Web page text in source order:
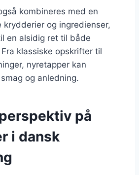
kombineres med en
og ingredienser,
en alsidig ret til både
klassiske opskrifter til
nyretapper kan
og anledning.
på
i dansk